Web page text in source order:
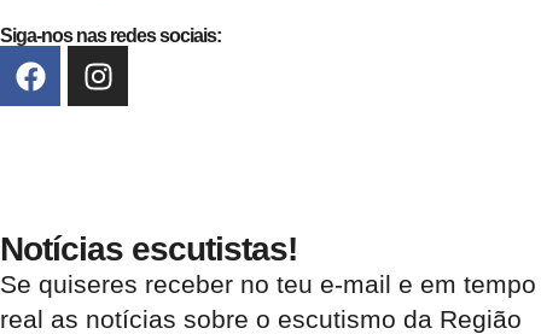
Siga-nos nas redes sociais:
Notícias escutistas!
Se quiseres receber no teu e-mail e em tempo
real as notícias sobre o escutismo da Região